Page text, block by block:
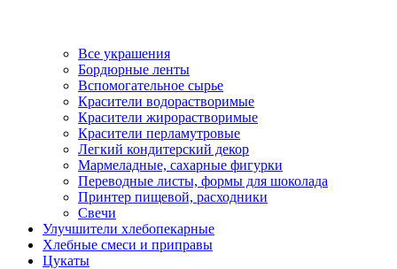
Все украшения
Бордюрные ленты
Вспомогательное сырье
Красители водорастворимые
Красители жирорастворимые
Красители перламутровые
Легкий кондитерский декор
Мармеладные, сахарные фигурки
Переводные листы, формы для шоколада
Принтер пищевой, расходники
Свечи
Улучшители хлебопекарные
Хлебные смеси и приправы
Цукаты